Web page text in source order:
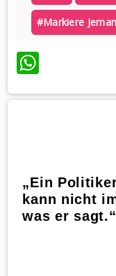
#markiere
„Ein
kann nicht
was er sagt.“